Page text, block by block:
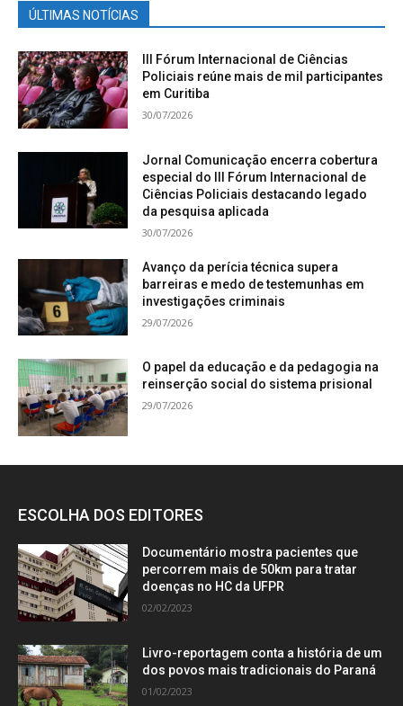
ÚLTIMAS NOTÍCIAS
III Fórum Internacional de Ciências
Policiais reúne mais de mil participantes
em Curitiba
30/07/2026
Jornal Comunicação encerra cobertura
especial do III Fórum Internacional de
Ciências Policiais destacando legado
da pesquisa aplicada
30/07/2026
Avanço da perícia técnica supera
barreiras e medo de testemunhas em
investigações criminais
29/07/2026
O papel da educação e da pedagogia na
reinserção social do sistema prisional
29/07/2026
ESCOLHA DOS EDITORES
Documentário mostra pacientes que
percorrem mais de 50km para tratar
doenças no HC da UFPR
02/02/2023
Livro-reportagem conta a história de um
dos povos mais tradicionais do Paraná
01/02/2023